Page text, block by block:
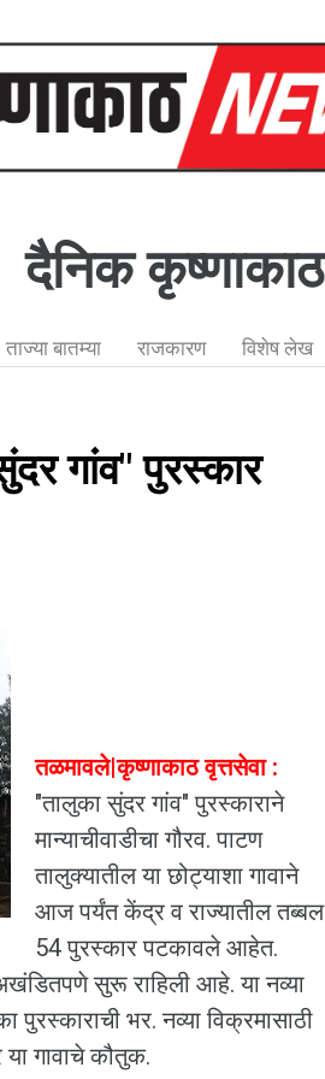
दैनिक कृष्णाकाठ
ताज्या बातम्या राजकारण विशेष लेख
गांव" पुरस्कार
तळमावले|कृष्णाकाठ वृत्तसेवा :
"तालुका सुंदर गांव" पुरस्काराने
मान्याचीवाडीचा गौरव. पाटण
तालुक्यातील या छोट्याशा गावाने
आज पर्यंत केंद्र व राज्यातील तब्बल
54 पुरस्कार पटकावले आहेत.
सुरू राहिली आहे. या नव्या
भर. नव्या विक्रमासाठी
या गावाचे कौतुक.